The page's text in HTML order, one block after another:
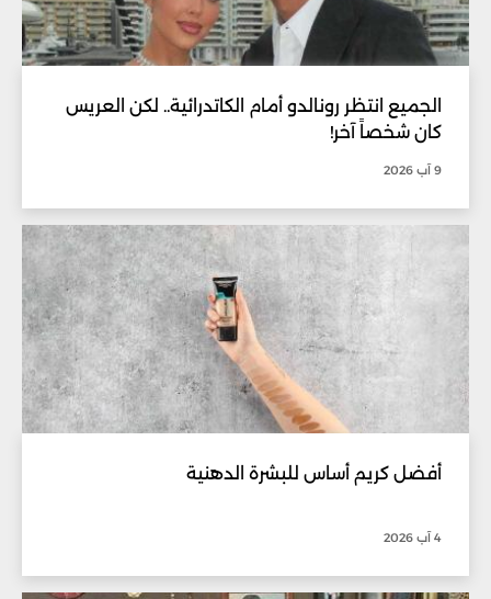
الجميع انتظر رونالدو أمام الكاتدرائية.. لكن العريس
كان شخصاً آخر!
9 آب 2026
أفضل كريم أساس للبشرة الدهنية
4 آب 2026